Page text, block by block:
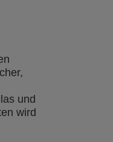
und
wird